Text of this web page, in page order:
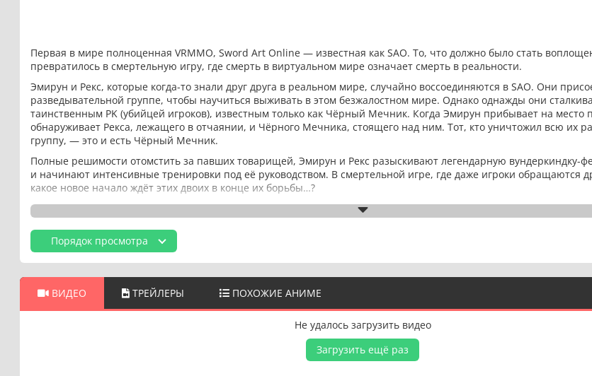
Первая в мире полноценная VRMMO, Sword Art Online — известная как SAO. То, что должно было стать
превратилось в смертельную игру, где смерть в виртуальном мире означает смерть в реальности.
Эмирун и Рекс, которые когда-то знали друг друга в реальном мире, случайно воссоединяются в SAO. Они
разведывательной группе, чтобы научиться выживать в этом безжалостном мире. Однако однажды они
таинственным PK (убийцей игроков), известным только как Чёрный Мечник. Когда Эмирун прибывает на место
обнаруживает Рекса, лежащего в отчаянии, и Чёрного Мечника, стоящего над ним. Тот, кто уничтожил всю их
группу, — это и есть Чёрный Мечник.
Полные решимости отомстить за павших товарищей, Эмирун и Рекс разыскивают легендарную вундеркиндку-
и начинают интенсивные тренировки под её руководством. В смертельной игре, где даже игроки обращаются
какое новое начало ждёт этих двоих в конце их борьбы…?
Порядок просмотра
ВИДЕО ТРЕЙЛЕРЫ ПОХОЖИЕ АНИМЕ
Не удалось загрузить видео
Загрузить ещё раз